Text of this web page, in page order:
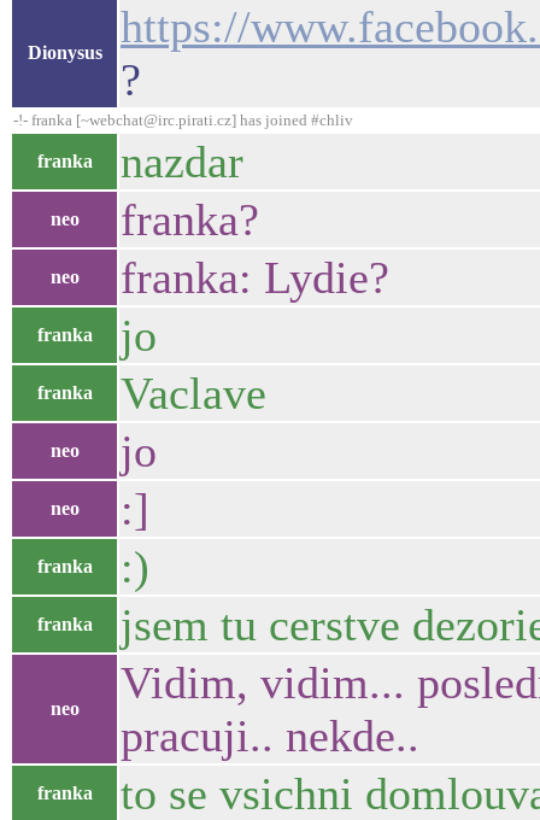
Dionysus
https://
?
-!- franka [~webchat@irc.pirati.cz] has joined #chliv
franka nazdar
neo franka?
neo franka: Lydie?
franka jo
franka Vaclave
neo jo
neo :]
franka :)
franka jsem tu cerstve
neo
Vidim, vidim...
pracuji.. nekde..
franka to se vsichni